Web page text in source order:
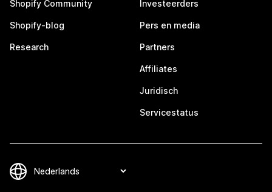
Shopify Community
Shopify-blog
Research
Investeerders
Pers en media
Partners
Affiliates
Juridisch
Servicestatus